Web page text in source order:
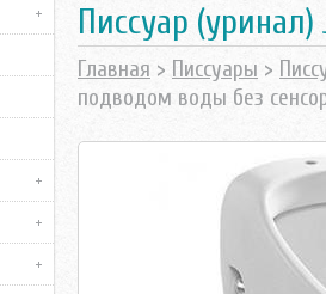
Писсуар
Главная > Писсуары >
подводом воды без